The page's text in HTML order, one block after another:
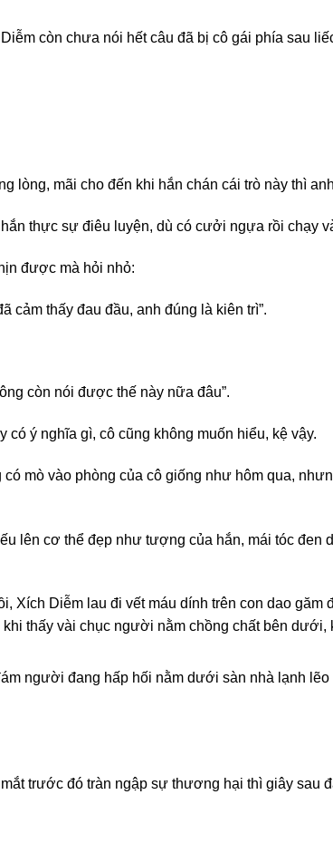
còn chưa nói hết câu đã bị cô gái phía sau
lòng, mãi cho đến khi hắn chán cái trò này thì
thực sự điêu luyện, dù có cưởi ngựa rồi chạy
được mà hỏi nhỏ:
cảm thấy đau đầu, anh đúng là kiên trì”.
còn nói được thế này nữa đâu”.
ý nghĩa gì, cô cũng không muốn hiểu, kệ vậy.
mò vào phòng của cô giống như hôm qua,
lên cơ thể đẹp như tượng của hắn, mái tóc
Xích Diễm lau đi vết máu dính trên con dao
thấy vài chục người nằm chồng chất bên dưới,
người đang hấp hối nằm dưới sàn nhà lạnh lẽo
trước đó tràn ngập sự thương hại thì giây sau